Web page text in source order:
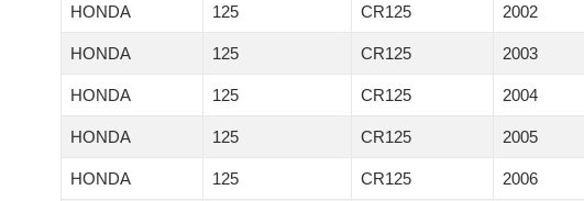
HONDA 125 CR125 2002
HONDA 125 CR125 2003
HONDA 125 CR125 2004
HONDA 125 CR125 2005
HONDA 125 CR125 2006